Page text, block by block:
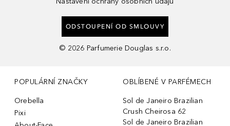
ODSTOUPENÍ OD SMLOUVY
© 2026 Parfumerie Douglas s.r.o.
POPULÁRNÍ ZNAČKY
Orebella
Pixi
OBLÍBENÉ V PARFÉMECH
Sol de Janeiro Brazilian
Crush Cheirosa 62
Sol de Janeiro Brazilian